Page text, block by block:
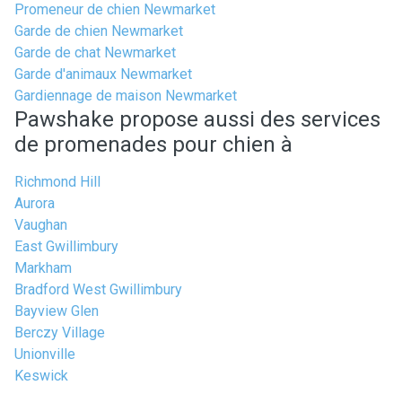
Promeneur de chien Newmarket
Garde de chien Newmarket
Garde de chat Newmarket
Garde d'animaux Newmarket
Gardiennage de maison Newmarket
Pawshake propose aussi des services
de promenades pour chien à
Richmond Hill
Aurora
Vaughan
East Gwillimbury
Markham
Bradford West Gwillimbury
Bayview Glen
Berczy Village
Unionville
Keswick